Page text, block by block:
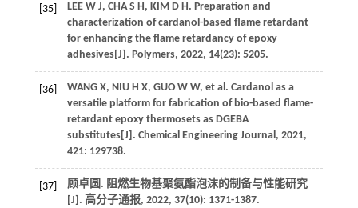
[35] LEE W J, CHA S H, KIM D H. Preparation and
characterization of cardanol-based flame retardant
for enhancing the flame retardancy of epoxy
adhesives[J]. Polymers, 2022, 14(23): 5205.
[36] WANG X, NIU H X, GUO W W, et al. Cardanol as a
versatile platform for fabrication of bio-based flame-
retardant epoxy thermosets as DGEBA
substitutes[J]. Chemical Engineering Journal, 2021,
421: 129738.
[37]
顾卓圆. 阻燃生物基聚氨酯泡沫的制备与性能研究
[J]. 高分子通报, 2022, 37(10): 1371-1387.